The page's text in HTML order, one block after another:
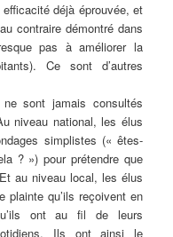
déjà éprouvée, et
contraire démontré dans
pas à améliorer la
Ce sont d’autres
sont jamais consultés
niveau national, les élus
simplistes (« êtes-
? ») pour prétendre que
au niveau local, les élus
plainte qu’ils reçoivent en
ont au fil de leurs
Ils ont ainsi le